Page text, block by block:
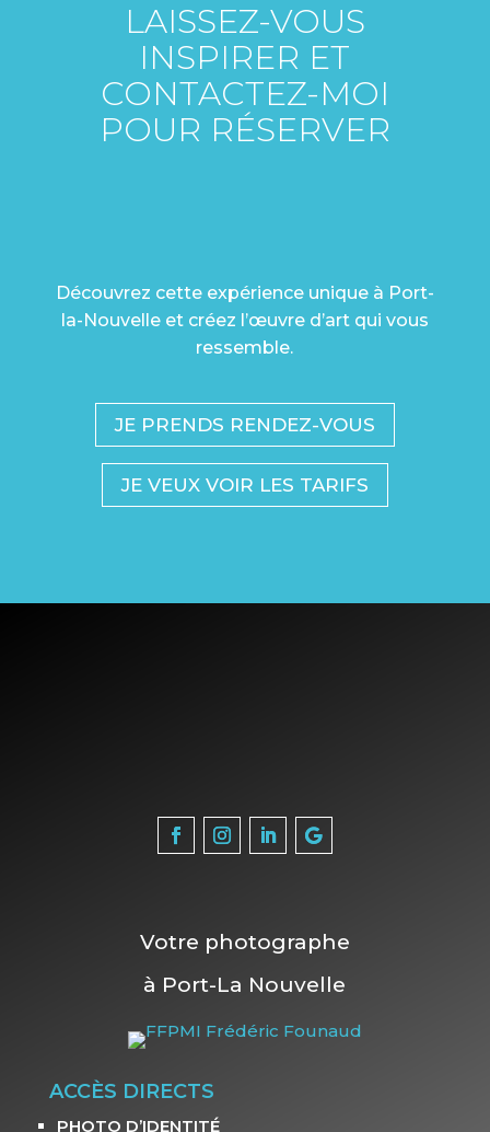
LAISSEZ-VOUS
INSPIRER ET
CONTACTEZ-MOI
POUR RÉSERVER
Découvrez cette expérience unique à Port-
la-Nouvelle et créez l’œuvre d’art qui vous
ressemble.
JE PRENDS RENDEZ-VOUS
JE VEUX VOIR LES TARIFS
Votre photographe
à Port-La Nouvelle
ACCÈS DIRECTS
PHOTO D’IDENTITÉ